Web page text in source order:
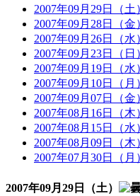
2007年09月29日（土
2007年09月28日（金
2007年09月26日（水
2007年09月23日（日
2007年09月19日（水
2007年09月10日（月
2007年09月07日（金
2007年08月16日（木
2007年08月15日（水
2007年08月09日（木
2007年07月30日（月
2007年09月29日（土）